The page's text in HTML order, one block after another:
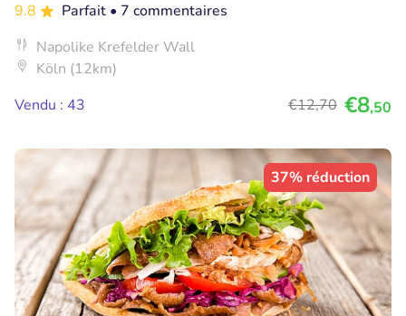
9.8
Parfait • 7 commentaires
Napolike Krefelder Wall
Köln (12km)
Vendu : 43
€12,70 €8,50
37% réduction